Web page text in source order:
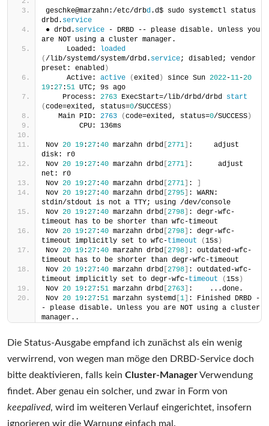
geschke@marzahn:/etc/drbd.d$ sudo systemctl status
drbd. service
● drbd. service - DRBD -- please disable. Unless you
are NOT using a cluster manager.
     Loaded:
loaded
(/lib/systemd/system/drbd. service; disabled; vendor
preset: enabled )
     Active:
active (exited ) since Sun 2022-11-20
19:27: 51 UTC; 9s ago
    Process:
2763 ExecStart=/lib/drbd/drbd start
(code=exited, status=0/SUCCESS )
   Main PID:
2763 (code=exited, status=0/SUCCESS )
        CPU: 136ms
Nov 20 19:27:40 marzahn drbd 2771
:     adjust
disk: r0
Nov 20 19:27:40 marzahn drbd 2771
:      adjust
net: r0
Nov 20 19:27:40 marzahn drbd 2771 :
Nov 20 19:27:40 marzahn drbd 2795
: WARN:
stdin/stdout is not a TTY; using /dev/console
Nov 20 19:27:40 marzahn drbd 2798
: degr-wfc-
timeout has to be shorter than wfc-timeout
Nov 20 19:27:40 marzahn drbd 2798
: degr-wfc-
timeout implicitly set to wfc-timeout (15s )
Nov 20 19:27:40 marzahn drbd 2798
: outdated-wfc-
timeout has to be shorter than degr-wfc-timeout
Nov 20 19:27:40 marzahn drbd 2798
: outdated-wfc-
timeout implicitly set to degr-wfc-timeout (15s )
Nov 20 19:27: 51 marzahn drbd 2763
:    ...done.
Nov 20 19:27: 51 marzahn systemd 1
: Finished DRBD -
- please disable. Unless you are NOT using a cluster
manager..
Die Status-Ausgabe empfand ich zunächst als ein wenig
verwirrend, von wegen man möge den DRBD-Service doch
bitte deaktivieren, falls kein Cluster-ManagerVerwendung
findet. Aber genau ein solcher, und zwar in Form von
keepalived, wird im weiteren Verlauf eingerichtet, insofern
ignorieren wir die Warnung einfach mal.